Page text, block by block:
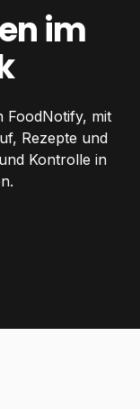
im
FoodNotify, mit
Rezepte und
Kontrolle in